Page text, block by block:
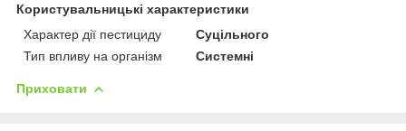
Користувальницькі характеристики
Характер дії пестициду
Суцільного
Тип впливу на організм
Системні
Приховати